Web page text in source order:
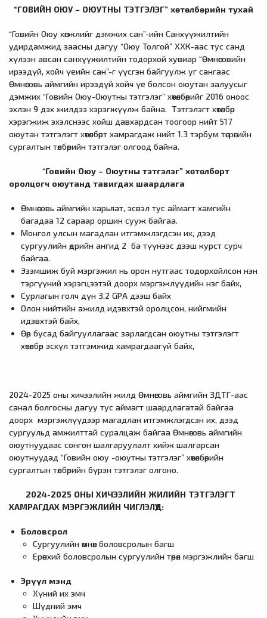
“ГОВИЙН ОЮУ – ОЮУТНЫ ТЭТГЭЛЭГ” хөтөлбөрийн тухай
“Говийн Оюу хөгжлийг дэмжих сан”-ийн Санхүүжилтийн
удирдамжид заасны дагуу “Оюу Толгой” ХХК-аас тус санд
хүлээн авсан санхүүжилтийн тодорхой хувиар “Өмнөговийн
ирээдүй, хойч үеийн сан”-г үүсгэн байгуулж уг сангаас
Өмнөговь аймгийн ирээдүй хойч үе болсон оюутан залуусыг
дэмжих “Говийн Оюу-Оюутны тэтгэлэг” хөтөлбөрийг 2016 оноос
эхлэн 9 дэх жилдээ хэрэгжүүлж байна. Тэтгэлэгт хөтөлбөр
хэрэгжиж эхэлснээс хойш давхардсан тоогоор нийт 517
оюутан тэтгэлэгт хөтөлбөрт хамрагдаж нийт 1.3 тэрбум төгрөгийн
сургалтын төлбөрийн тэтгэлэг олгоод байна.
“Говийн Оюу – Оюутны тэтгэлэг” хөтөлбөрт
оролцогч оюутанд тавигдах шаардлага
Өмнөговь аймгийн харьяат, эсвэл тус аймагт хамгийн
багадаа 12 сараар оршин сууж байгаа.
Монгол улсын магадлан итгэмжлэгдсэн их, дээд
сургуулийн өдрийн ангид 2 ба түүнээс дээш курст сурч
байгаа.
Эзэмшиж буй мэргэжил нь орон нутгаас тодорхойлсон нэн
тэргүүний хэрэгцээтэй доорх мэргэжлүүдийн нэг байх,
Сурлагын голч дүн 3.2 GPA дээш байх
Олон нийтийн ажилд идэвхтэй оролцсон, нийгмийн
идэвхтэй байх,
Өөр бусад байгууллагаас зарлагдсан оюутны тэтгэлэгт
хөтөлбөр эсхүл тэтгэмжид хамрагдаагүй байх,
2024-2025 оны хичээлийн жилд Өмнөговь аймгийн ЗДТГ-аас
санал болгосны дагуу тус аймагт шаардлагатай байгаа
доорх мэргэжлүүдээр магадлан итгэмжлэгдсэн их, дээд
сургуульд амжилттай суралцаж байгаа Өмнөговь аймгийн
оюутнуудаас сонгон шалгаруулалт хийж шалгарсан
оюутнуудад “Говийн оюу -оюутны тэтгэлэг” хөтөлбөрийн
сургалтын төлбөрийн бүрэн тэтгэлэг олгоно.
2024-2025 ОНЫ ХИЧЭЭЛИЙН ЖИЛИЙН ТЭТГЭЛЭГТ
ХАМРАГДАХ МЭРГЭЖЛИЙН ЧИГЛЭЛҮҮД:
Боловсрол
Сургуулийн өмнөх боловсролын багш
Ерөнхий боловсролын сургуулийн төрөл мэргэжлийн багш
Эрүүл мэнд
Хүний их эмч
Шүдний эмч